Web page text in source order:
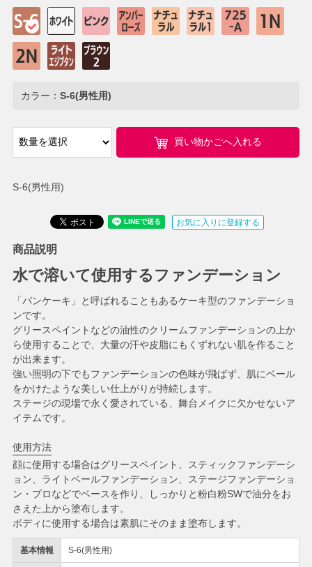
S-6(男性用)
基本情報 S-6(男性用)
カラー： S-6(男性用)
買い物かごへ入れる
お気に入りに登録する
商品説明
水で溶いて使用するファンデーション
「パンケーキ」と呼ばれることもあるケーキ型のファンデーショ
ンです。
グリースペイントなどの油性のクリームファンデーションの上か
ら使用することで、大量の汗や皮脂にもくずれない肌を作ること
が出来ます。
強い照明の下でもファンデーションの色味が飛ばず、肌にベール
をかけたような美しい仕上がりが持続します。
ステージの現場で永く愛されている、舞台メイクに欠かせないア
イテムです。
使用方法
顔に使用する場合はグリースペイント、スティックファンデーシ
ョン、ライトベールファンデーション、ステージファンデーショ
ン・プロなどでベースを作り、しっかりと粉白粉SWで油分をお
さえた上から塗布します。
ボディに使用する場合は素肌にそのまま塗布します。